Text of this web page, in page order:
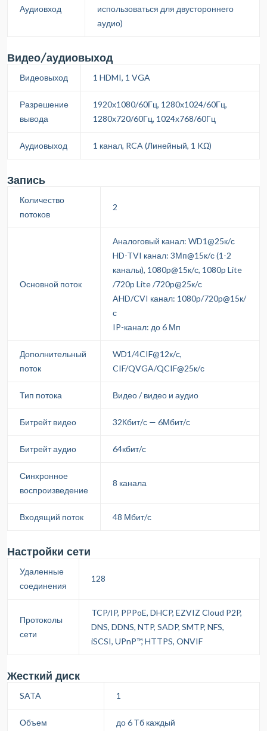
Аудиовход
использоваться для двустороннего
аудио)
Видео/аудиовыход
Видеовыход 1 HDMI, 1 VGA
Разрешение
вывода
1920х1080/60Гц, 1280х1024/60Гц,
1280х720/60Гц, 1024х768/60Гц
Аудиовыход 1 канал, RCA (Линейный, 1 KΩ)
Запись
Количество
потоков
2
Основной поток
Аналоговый канал: WD1@25к/с
HD-TVI канал: 3Мп@15к/с (1-2
каналы), 1080p@15к/с, 1080p Lite
/720p Lite /720p@25к/с
AHD/CVI канал: 1080p/720p@15к/
с
IP-канал: до 6 Мп
Дополнительный
поток
WD1/4CIF@12к/с,
CIF/QVGA/QCIF@25к/с
Тип потока Видео / видео и аудио
Битрейт видео 32Кбит/с — 6Мбит/с
Битрейт аудио 64кбит/с
Синхронное
воспроизведение
8 канала
Входящий поток 48 Мбит/с
Настройки сети
Удаленные
соединения
128
Протоколы
сети
TCP/IP, PPPoE, DHCP, EZVIZ Cloud P2P,
DNS, DDNS, NTP, SADP, SMTP, NFS,
iSCSI, UPnP™, HTTPS, ONVIF
Жесткий диск
SATA 1
Объем до 6 Тб каждый